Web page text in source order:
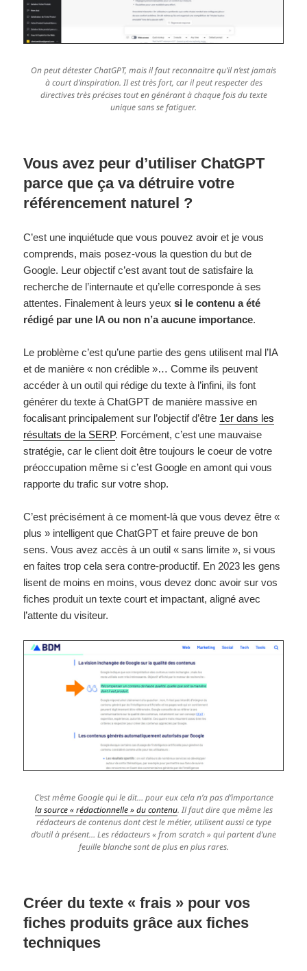
On peut détester ChatGPT, mais il faut reconnaitre qu’il n’est jamais
à court d’inspiration. Il est très fort, car il peut respecter des
directives très précises tout en générant à chaque fois du texte
unique sans se fatiguer.
Vous avez peur d’utiliser ChatGPT
parce que ça va détruire votre
référencement naturel ?
C’est une inquiétude que vous pouvez avoir et je vous
comprends, mais posez-vous la question du but de
Google. Leur objectif c’est avant tout de satisfaire la
recherche de l’internaute et qu’elle corresponde à ses
attentes. Finalement à leurs yeuxsi le contenu a été
rédigé par une IA ou non n’a aucune importance.
Le problème c’est qu’une partie des gens utilisent mal l’IA
et de manière « non crédible »… Comme ils peuvent
accéder à un outil qui rédige du texte à l’infini, ils font
générer du texte à ChatGPT de manière massive en
focalisant principalement sur l’objectif d’être 1er dans les
résultats de la SERP. Forcément, c’est une mauvaise
stratégie, car le client doit être toujours le coeur de votre
préoccupation même si c’est Google en amont qui vous
rapporte du trafic sur votre shop.
C’est précisément à ce moment-là que vous devez être «
plus » intelligent que ChatGPT et faire preuve de bon
sens. Vous avez accès à un outil « sans limite », si vous
en faites trop cela sera contre-productif. En 2023 les gens
lisent de moins en moins, vous devez donc avoir sur vos
fiches produit un texte court et impactant, aligné avec
l’attente du visiteur.
C’est même Google qui le dit… pour eux cela n’a pas d’importance
la source « rédactionnelle » du contenu. Il faut dire que même les
rédacteurs de contenus dont c’est le métier, utilisent aussi ce type
d’outil à présent… Les rédacteurs « from scratch » qui partent d’une
feuille blanche sont de plus en plus rares.
Créer du texte « frais » pour vos
fiches produits grâce aux fiches
techniques